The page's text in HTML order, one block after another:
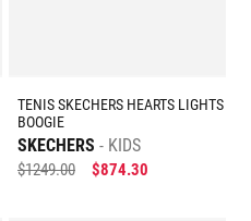
TENIS SKECHERS HEARTS LIGHTS
BOOGIE
SKECHERS KIDS
$1249.00 $874.30